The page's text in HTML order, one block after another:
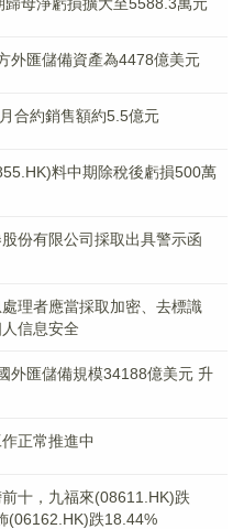
外匯儲備資產為4478億美元
合約銷售額約5.5億元
料中期除稅後虧損500萬
份有限公司採取出具警示函
理者應當採取加密、去標識
信息安全
外匯儲備規模34188億美元 升
正常推進中
前十，九福來(08611.HK)跌
(06162.HK)跌18.44%